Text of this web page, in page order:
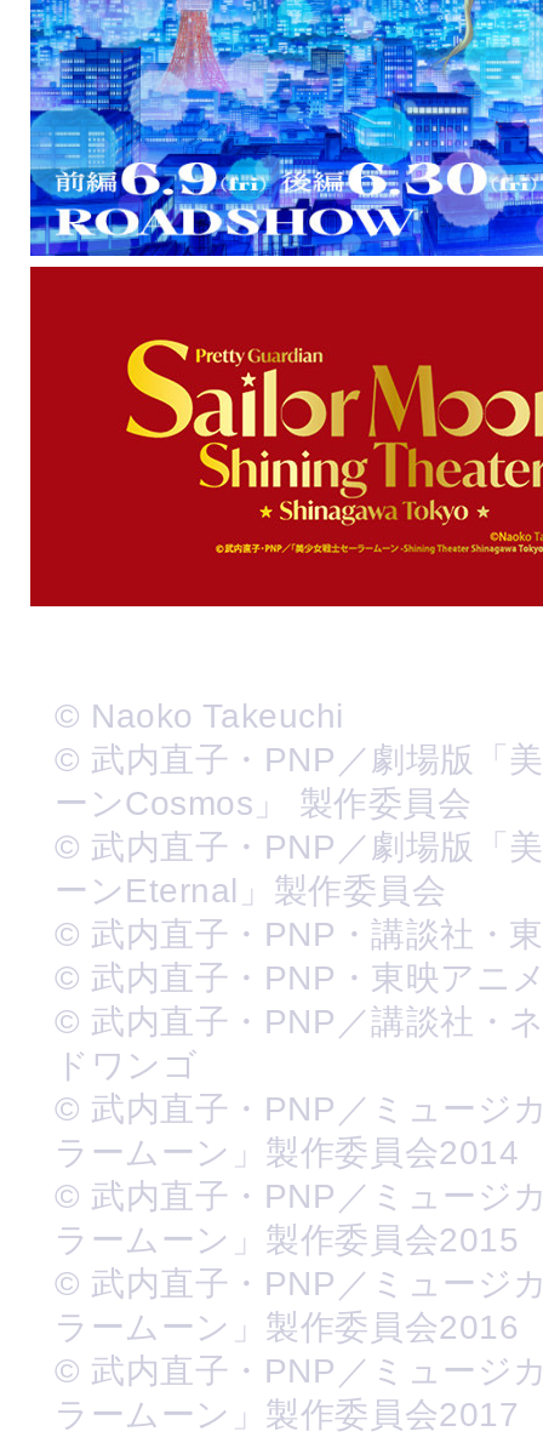
© Naoko Takeuchi
© 武内直子・PNP／劇場版「
ーンCosmos」 製作委員会
© 武内直子・PNP／劇場版「
ーンEternal」製作委員会
© 武内直子・PNP・講談社・
© 武内直子・PNP・東映アニ
© 武内直子・PNP／講談社・
ドワンゴ
© 武内直子・PNP／ミュージ
ラームーン」製作委員会2014
© 武内直子・PNP／ミュージ
ラームーン」製作委員会2015
© 武内直子・PNP／ミュージ
ラームーン」製作委員会2016
© 武内直子・PNP／ミュージ
ラームーン」製作委員会2017